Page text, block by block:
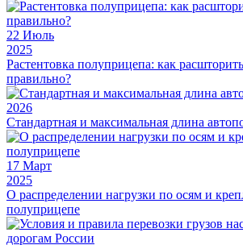
22 Июль
2025
Растентовка полуприцепа: как
правильно?
2026
Стандартная и максимальная длина
17 Март
2025
О распределении нагрузки по осям и
полуприцепе